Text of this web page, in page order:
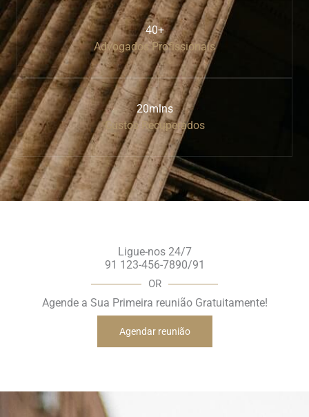
40+
Advogados Profissionais
20mlns
Custos Recuperados
Ligue-nos 24/7
91 123-456-7890/91
OR
Agende a Sua Primeira reunião Gratuitamente!
Agendar reunião